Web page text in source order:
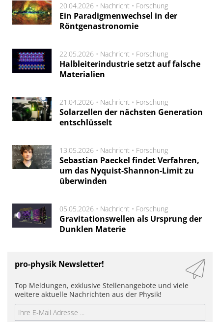
20.04.2026 • Nachricht • Forschung
Ein Paradigmenwechsel in der
Röntgenastronomie
22.05.2026 • Nachricht • Forschung
Halbleiterindustrie setzt auf falsche
Materialien
21.04.2026 • Nachricht • Forschung
Solarzellen der nächsten Generation
entschlüsselt
13.05.2026 • Nachricht • Forschung
Sebastian Paeckel findet Verfahren,
um das Nyquist-Shannon-Limit zu
überwinden
05.05.2026 • Nachricht • Forschung
Gravitationswellen als Ursprung der
Dunklen Materie
pro-physik Newsletter!
Top Meldungen, exklusive Stellenangebote und viele
weitere aktuelle Nachrichten aus der Physik!